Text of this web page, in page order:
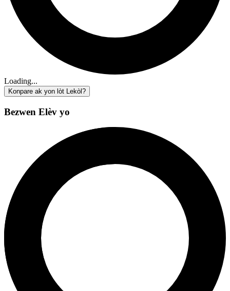
Loading...
Konpare ak yon lòt Lekòl?
Bezwen Elèv yo